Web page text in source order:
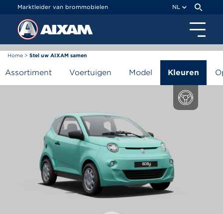
Marktleider van brommobielen NL
Home > Stel uw AIXAM samen
Stel uw AIXAM samen
Assortiment Voertuigen Model Kleuren
Cookies beheer paneel